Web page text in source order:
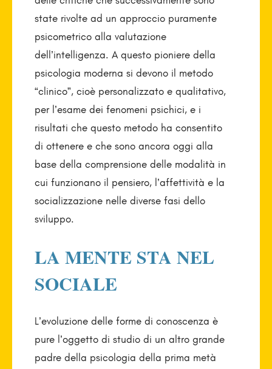
state rivolte ad un approccio puramente
psicometrico alla valutazione
dell’intelligenza. A questo pioniere della
psicologia moderna si devono il metodo
“clinico”, cioè personalizzato e qualitativo,
per l’esame dei fenomeni psichici, e i
risultati che questo metodo ha consentito
di ottenere e che sono ancora oggi alla
base della comprensione delle modalità in
cui funzionano il pensiero, l’affettività e la
socializzazione nelle diverse fasi dello
sviluppo.
LA MENTE STA NEL
SOCIALE
L’evoluzione delle forme di conoscenza è
pure l’oggetto di studio di un altro grande
padre della psicologia della prima metà